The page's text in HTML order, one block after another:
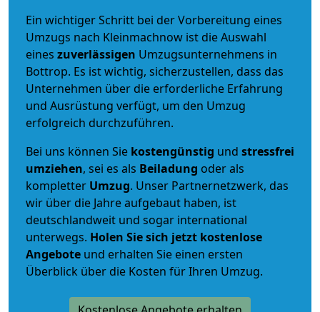
Ein wichtiger Schritt bei der Vorbereitung eines
Umzugs nach Kleinmachnow ist die Auswahl
eines zuverlässigen Umzugsunternehmens in
Bottrop. Es ist wichtig, sicherzustellen, dass das
Unternehmen über die erforderliche Erfahrung
und Ausrüstung verfügt, um den Umzug
erfolgreich durchzuführen.
Bei uns können Sie kostengünstig und stressfrei
umziehen, sei es als Beiladung oder als
kompletter Umzug. Unser Partnernetzwerk, das
wir über die Jahre aufgebaut haben, ist
deutschlandweit und sogar international
unterwegs. Holen Sie sich jetzt kostenlose
Angebote und erhalten Sie einen ersten
Überblick über die Kosten für Ihren Umzug.